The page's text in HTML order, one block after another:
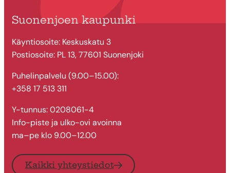
Suonenjoen kaupunki
Käyntiosoite: Keskuskatu 3
Postiosoite: PL 13, 77601 Suonenjoki
Puhelinpalvelu (9.00–15.00):
+358 17 513 311
Y-tunnus: 0208061-4
Info-piste ja ulko-ovi avoinna
ma–pe klo 9.00–12.00
Kaikki yhteystiedot